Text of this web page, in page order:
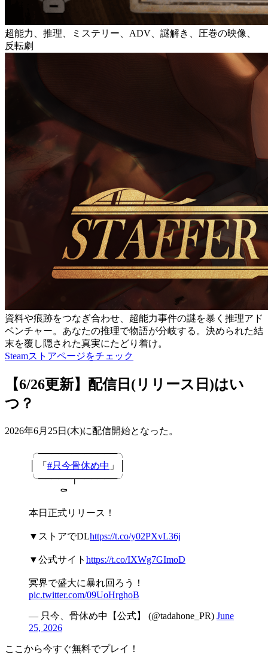
超能力、推理、ミステリー、ADV、謎解き、圧巻の映像、
反転劇
資料や痕跡をつなぎ合わせ、超能力事件の謎を暴く推理アド
ベンチャー。あなたの推理で物語が分岐する。決められた結
末を覆し隠された真実にたどり着け。
Steamストアページをチェック
【6/26更新】 配信日(リリース日)はい
つ？
2026年6月25日(木)に配信開始となった。
╭────────────╮
│ 「 #只今骨休め中 」│
╰─────┬──────╯
⚰
本日正式リリース！
▼ストアでDLhttps://t.co/y02PXvL36j
▼公式サイト https://t.co/IXWg7GImoD
冥界で盛大に暴れ回ろう！
pic.twitter.com/09UoHrghoB
— 只今、骨休め中【公式】 (@tadahone_PR) June
25, 2026
ここから今すぐ無料でプレイ！